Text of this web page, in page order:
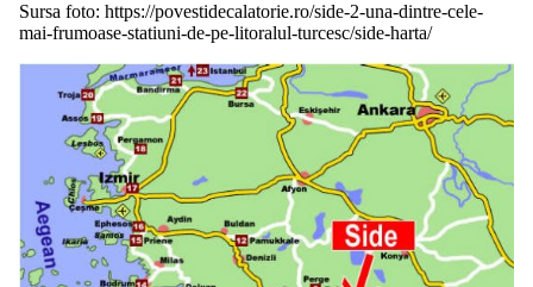
Sursa foto: https://povestidecalatorie.ro/side-2-una-dintre-cele-
mai-frumoase-statiuni-de-pe-litoralul-turcesc/side-harta/